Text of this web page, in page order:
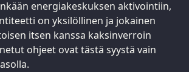
energiakeskuksen aktivointiin,
on yksilöllinen ja jokainen
itsen kanssa kaksinverroin
ohjeet ovat tästä syystä vain